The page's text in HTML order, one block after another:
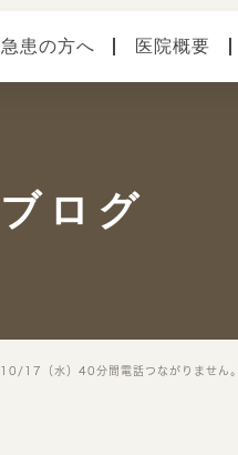
急患の方へ 医院概要
本院（横須賀中央）
院内・設備システム
ブログ
10/17（水）40分間電話つながりません。